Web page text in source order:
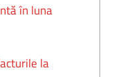
în luna
la